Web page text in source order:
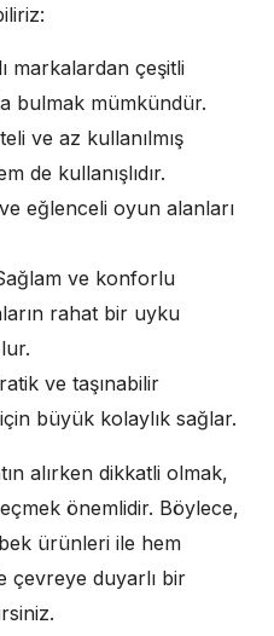
markalardan çeşitli
bulmak mümkündür.
ve az kullanılmış
de kullanışlıdır.
eğlenceli oyun alanları
ve konforlu
rahat bir uyku
ve taşınabilir
büyük kolaylık sağlar.
alırken dikkatli olmak,
önemlidir. Böylece,
ürünleri ile hem
çevreye duyarlı bir